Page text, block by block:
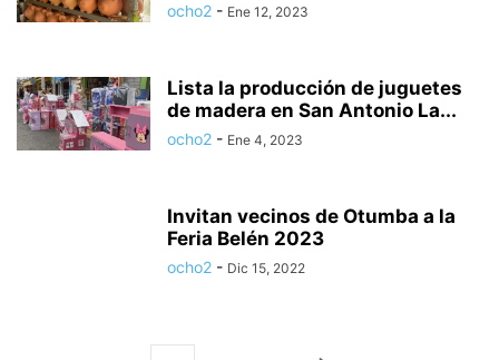
ocho2 - Ene 12, 2023
Lista la producción de juguetes
de madera en San Antonio La...
ocho2 - Ene 4, 2023
Invitan vecinos de Otumba a la
Feria Belén 2023
ocho2 - Dic 15, 2022